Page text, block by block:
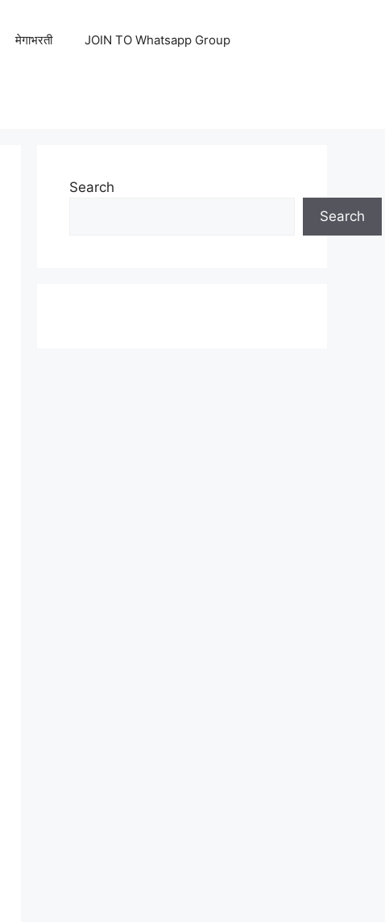
मेगाभरती JOIN TO Whatsapp Group
Search
Search